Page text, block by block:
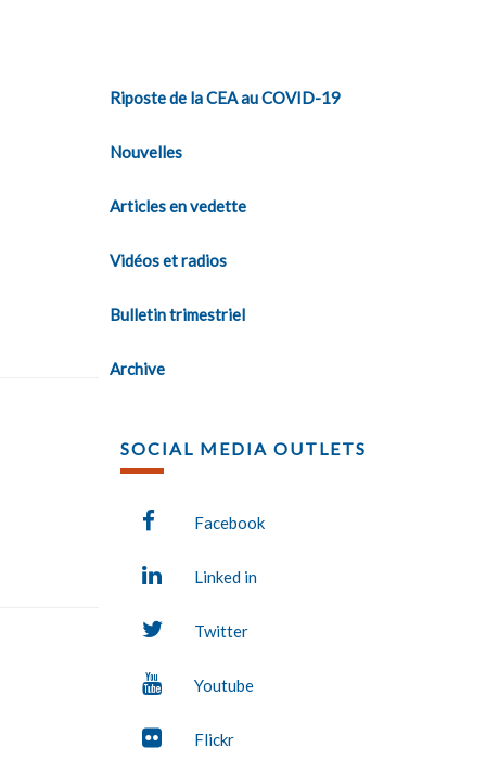
Riposte de la CEA au COVID-19
Nouvelles
Articles en vedette
Vidéos et radios
Bulletin trimestriel
Archive
SOCIAL MEDIA OUTLETS
Facebook
Linked in
Twitter
Youtube
Flickr